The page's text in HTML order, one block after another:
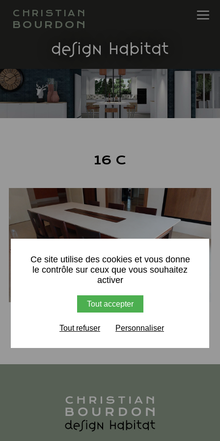
CHRISTIAN
BOURDON
design habitat
16 C
Retour
Ce site utilise des cookies et vous donne
le contrôle sur ceux que vous souhaitez
activer
Tout accepter
Tout refuser Personnaliser